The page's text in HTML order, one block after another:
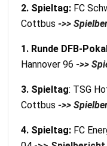
2. Spieltag: FC
Cottbus ->>
1. Runde DFB-
Hannover 96 ->>
3. Spieltag: TSG
Cottbus ->>
4. Spieltag: FC